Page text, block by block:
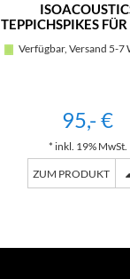
TEPPICHSPIKES
Verfügbar, Versand 5-7
95,- €
* inkl. 19% MwSt.
ZUM PRODUKT